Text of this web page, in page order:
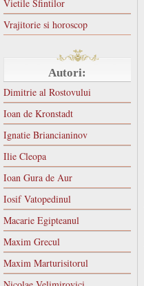
Vietile Sfintilor
Vrajitorie si horoscop
Autori:
Dimitrie al Rostovului
Ioan de Kronstadt
Ignatie Briancianinov
Ilie Cleopa
Ioan Gura de Aur
Iosif Vatopedinul
Macarie Egipteanul
Maxim Grecul
Maxim Marturisitorul